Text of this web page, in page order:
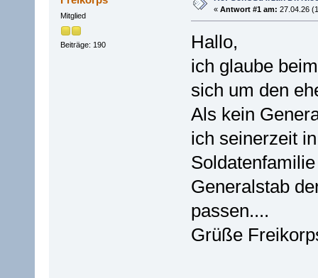
Mitglied
Beiträge: 190
« Antwort #1 am: 27.04.26
Hallo,
ich glaube
sich um den
Als kein
ich seinerzeit
Generalstab
passen....
Grüße